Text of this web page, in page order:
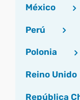
México
Perú
Polonia
Reino Unido
República